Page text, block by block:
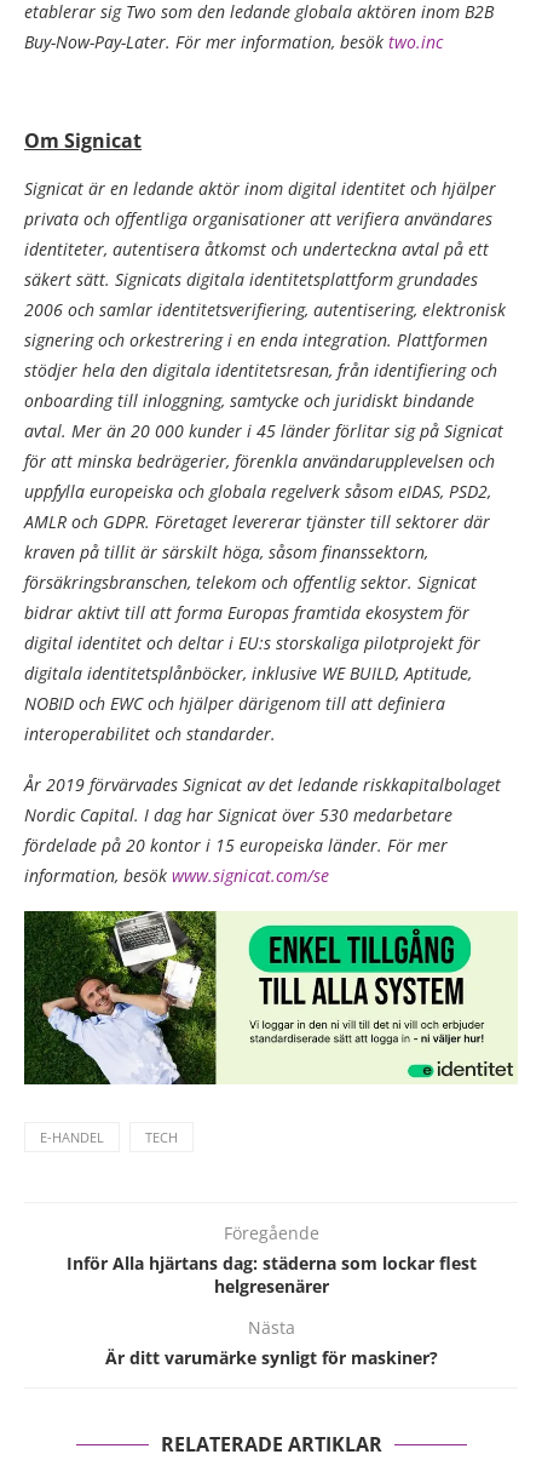
etablerar sig Two som den ledande globala aktören inom B2B
Buy-Now-Pay-Later. För mer information, besök two.inc
Om Signicat
Signicat är en ledande aktör inom digital identitet och hjälper
privata och offentliga organisationer att verifiera användares
identiteter, autentisera åtkomst och underteckna avtal på ett
säkert sätt. Signicats digitala identitetsplattform grundades
2006 och samlar identitetsverifiering, autentisering, elektronisk
signering och orkestrering i en enda integration. Plattformen
stödjer hela den digitala identitetsresan, från identifiering och
onboarding till inloggning, samtycke och juridiskt bindande
avtal. Mer än 20 000 kunder i 45 länder förlitar sig på Signicat
för att minska bedrägerier, förenkla användarupplevelsen och
uppfylla europeiska och globala regelverk såsom eIDAS, PSD2,
AMLR och GDPR. Företaget levererar tjänster till sektorer där
kraven på tillit är särskilt höga, såsom finanssektorn,
försäkringsbranschen, telekom och offentlig sektor. Signicat
bidrar aktivt till att forma Europas framtida ekosystem för
digital identitet och deltar i EU:s storskaliga pilotprojekt för
digitala identitetsplånböcker, inklusive WE BUILD, Aptitude,
NOBID och EWC och hjälper därigenom till att definiera
interoperabilitet och standarder.
År 2019 förvärvades Signicat av det ledande riskkapitalbolaget
Nordic Capital. I dag har Signicat över 530 medarbetare
fördelade på 20 kontor i 15 europeiska länder. För mer
information, besök www.signicat.com/se
E-HANDEL TECH
Föregående
Inför Alla hjärtans dag: städerna som lockar flest
helgresenärer
Nästa
Är ditt varumärke synligt för maskiner?
RELATERADE ARTIKLAR